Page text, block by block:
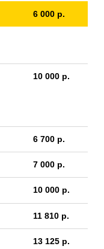
6 000 р.
10 000 р.
6 700 р.
7 000 р.
10 000 р.
11 810 р.
13 125 р.